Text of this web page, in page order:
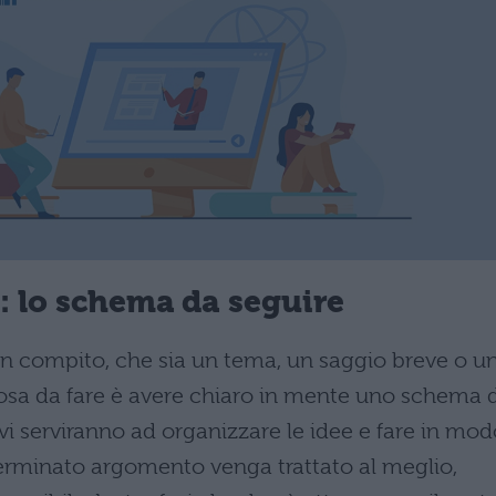
schema da seguire
compito, che sia un tema, un saggio breve o
da fare è avere chiaro in mente uno schema
serviranno ad organizzare le idee e fare in
argomento venga trattato al meglio,